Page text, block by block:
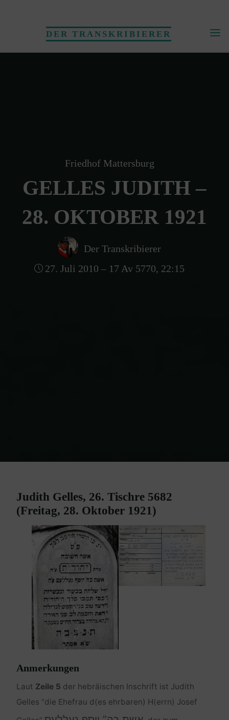
DER TRANSKRIBIERER
Friedhof Mattersburg
GELLES JUDITH –
28. OKTOBER 1921
Der Transkribierer
27. Juli 2010 – 17 Av 5770, 22:15
Judith Gelles, 26. Tischre 5682
(Freitag, 28. Oktober 1921)
Anmerkungen
Laut Zeile 5 der hebräischen Inschrift ist Judith
Gelles “die Ehefrau d(es ehrbaren) H(errn) Josef